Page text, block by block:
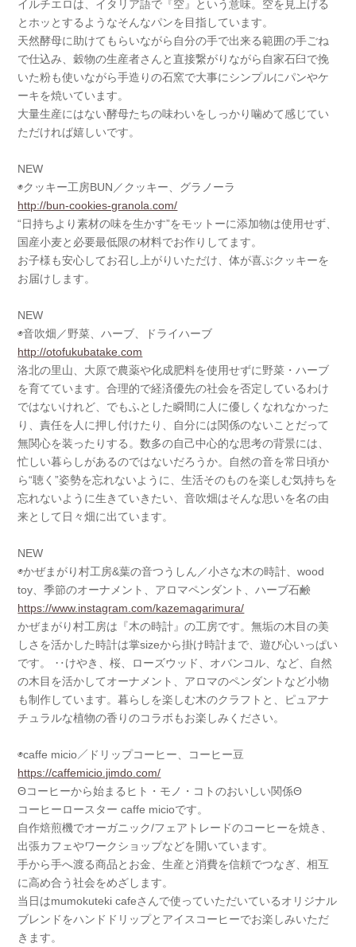
イルチエロは、イタリア語で『空』という意味。空を見上げる
とホッとするようなそんなパンを目指しています。
天然酵母に助けてもらいながら自分の手で出来る範囲の手ごね
で仕込み、穀物の生産者さんと直接繋がりながら自家石臼で挽
いた粉も使いながら手造りの石窯で大事にシンプルにパンやケ
ーキを焼いています。
大量生産にはない酵母たちの味わいをしっかり噛めて感じてい
ただければ嬉しいです。
NEW
◉クッキー工房BUN／クッキー、グラノーラ
http://bun-cookies-granola.com/
“日持ちより素材の味を生かす”をモットーに添加物は使用せず、
国産小麦と必要最低限の材料でお作りしてます。
お子様も安心してお召し上がりいただけ、体が喜ぶクッキーを
お届けします。
NEW
◉音吹畑／野菜、ハーブ、ドライハーブ
http://otofukubatake.com
洛北の里山、大原で農薬や化成肥料を使用せずに野菜・ハーブ
を育てています。合理的で経済優先の社会を否定しているわけ
ではないけれど、でもふとした瞬間に人に優しくなれなかった
り、責任を人に押し付けたり、自分には関係のないことだって
無関心を装ったりする。数多の自己中心的な思考の背景には、
忙しい暮らしがあるのではないだろうか。自然の音を常日頃か
ら“聴く”姿勢を忘れないように、生活そのものを楽しむ気持ちを
忘れないように生きていきたい、音吹畑はそんな思いを名の由
来として日々畑に出ています。
NEW
◉かぜまがり村工房&葉の音つうしん／小さな木の時計、wood
toy、季節のオーナメント、アロマペンダント、ハーブ石鹸
https://www.instagram.com/kazemagarimura/
かぜまがり村工房は『木の時計』の工房です。無垢の木目の美
しさを活かした時計は掌sizeから掛け時計まで、遊び心いっぱい
です。 ‥けやき、桜、ローズウッド、オバンコル、など、自然
の木目を活かしてオーナメント、アロマのペンダントなど小物
も制作しています。暮らしを楽しむ木のクラフトと、ピュアナ
チュラルな植物の香りのコラボもお楽しみください。
◉caffe micio／ドリップコーヒー、コーヒー豆
https://caffemicio.jimdo.com/
Θコーヒーから始まるヒト・モノ・コトのおいしい関係Θ
コーヒーロースター caffe micioです。
自作焙煎機でオーガニック/フェアトレードのコーヒーを焼き、
出張カフェやワークショップなどを開いています。
手から手へ渡る商品とお金、生産と消費を信頼でつなぎ、相互
に高め合う社会をめざします。
当日はmumokuteki cafeさんで使っていただいているオリジナル
ブレンドをハンドドリップとアイスコーヒーでお楽しみいただ
きます。